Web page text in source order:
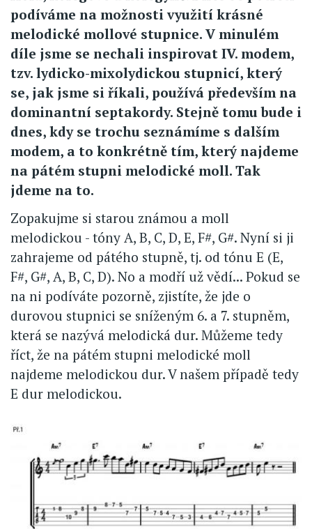
podíváme na možnosti využití krásné
melodické mollové stupnice. V minulém
díle jsme se nechali inspirovat IV. modem,
tzv. lydicko-mixolydickou stupnicí, který
se, jak jsme si říkali, používá především na
dominantní septakordy. Stejně tomu bude i
dnes, kdy se trochu seznámíme s dalším
modem, a to konkrétně tím, který najdeme
na pátém stupni melodické moll. Tak
jdeme na to.
Zopakujme si starou známou a moll
melodickou - tóny A, B, C, D, E, F#, G#. Nyní si ji
zahrajeme od pátého stupně, tj. od tónu E (E,
F#, G#, A, B, C, D). No a modří už vědí... Pokud se
na ni podíváte pozorně, zjistíte, že jde o
durovou stupnici se sníženým 6. a 7. stupněm,
která se nazývá melodická dur. Můžeme tedy
říct, že na pátém stupni melodické moll
najdeme melodickou dur. V našem případě tedy
E dur melodickou.